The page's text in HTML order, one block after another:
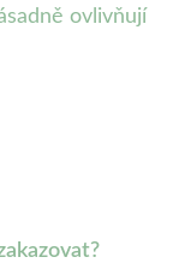
ovlivňují